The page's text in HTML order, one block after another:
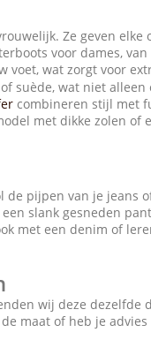
Ze geven
voor dames,
wat zorgt voor
suède, wat niet
combineren stijl met
met dikke zolen of
pijpen van je jeans
slank gesneden
met een denim of
wij deze dezelfde
maat of heb je